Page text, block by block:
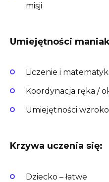
misji
Umiejętności
Liczenie i
Koordynacja ręka /
Umiejętności
Krzywa uczenia się:
Dziecko – łatwe